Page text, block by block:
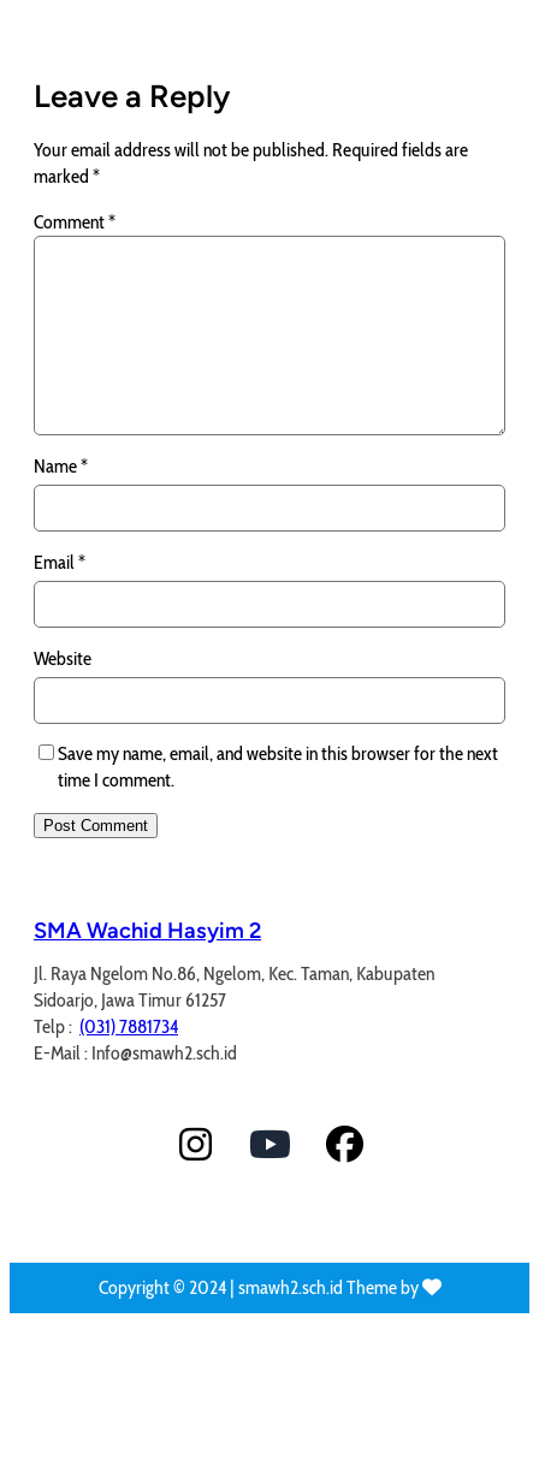
Leave a Reply
Your email address will not be published. Required fields are
marked *
Comment*
Name*
Email *
Website
Save my name, email, and website in this browser for the next
time I comment.
SMA Wachid Hasyim 2
Jl. Raya Ngelom No.86, Ngelom, Kec. Taman, Kabupaten
Sidoarjo, Jawa Timur 61257
Telp : (031) 7881734
E-Mail : Info@smawh2.sch.id
Copyright © 2024 | smawh2.sch.id Theme by